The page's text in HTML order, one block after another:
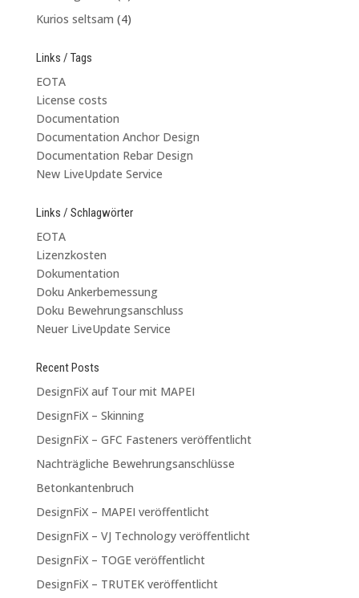
Kurios seltsam (4)
Links / Tags
EOTA
License costs
Documentation
Documentation Anchor Design
Documentation Rebar Design
New LiveUpdate Service
Links / Schlagwörter
EOTA
Lizenzkosten
Dokumentation
Doku Ankerbemessung
Doku Bewehrungsanschluss
Neuer LiveUpdate Service
Recent Posts
DesignFiX auf Tour mit MAPEI
DesignFiX – Skinning
DesignFiX – GFC Fasteners veröffentlicht
Nachträgliche Bewehrungsanschlüsse
Betonkantenbruch
DesignFiX – MAPEI veröffentlicht
DesignFiX – VJ Technology veröffentlicht
DesignFiX – TOGE veröffentlicht
DesignFiX – TRUTEK veröffentlicht